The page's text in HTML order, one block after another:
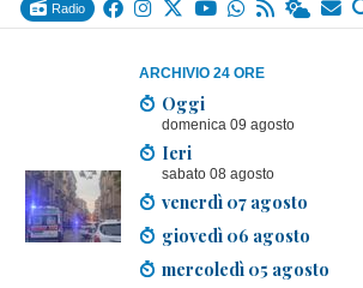
Radio
ARCHIVIO 24 ORE
Oggi
domenica 09 agosto
Ieri
sabato 08 agosto
venerdì 07 agosto
giovedì 06 agosto
mercoledì 05 agosto